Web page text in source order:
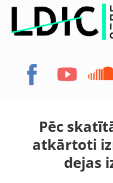
Pēc
atkārtoti
dejas